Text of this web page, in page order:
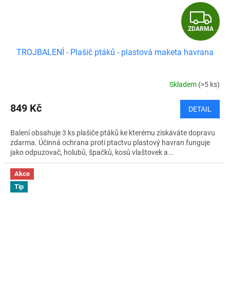
Z
D
A
R
M
A
ZDARMA
TROJBALENÍ - Plašič ptáků - plastová maketa havrana
Skladem (>5 ks)
849 Kč DETAIL
Balení obsahuje 3 ks plašiče ptáků ke kterému získáváte dopravu
zdarma. Účinná ochrana proti ptactvu plastový havran funguje
jako odpuzovač, holubů, špačků, kosů vlaštovek a...
Akce
Tip